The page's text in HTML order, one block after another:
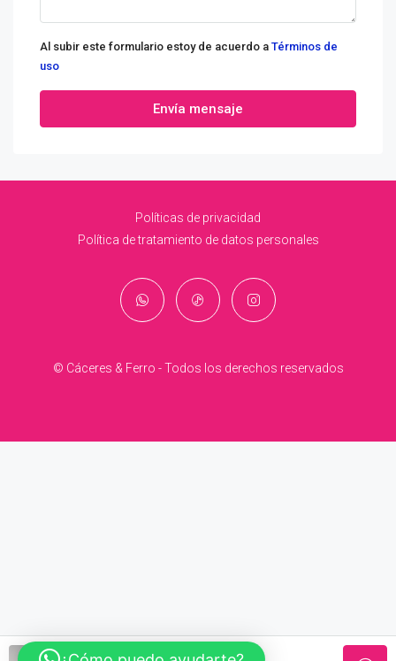
Al subir este formulario estoy de acuerdo a Términos de
uso
Envía mensaje
Políticas de privacidad
Política de tratamiento de datos personales
© Cáceres & Ferro - Todos los derechos reservados